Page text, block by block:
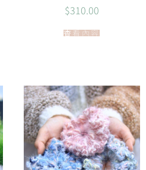
$310.00
查看內容